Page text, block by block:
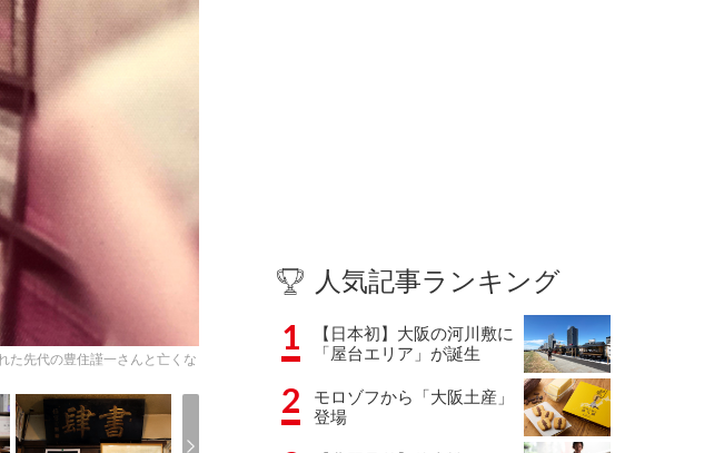
た先代の豊住謹一さんと亡くな
人気記事ランキング
1
【日本初】大阪の河川敷に
「屋台エリア」が誕生
2
モロゾフから「大阪土産」
登場